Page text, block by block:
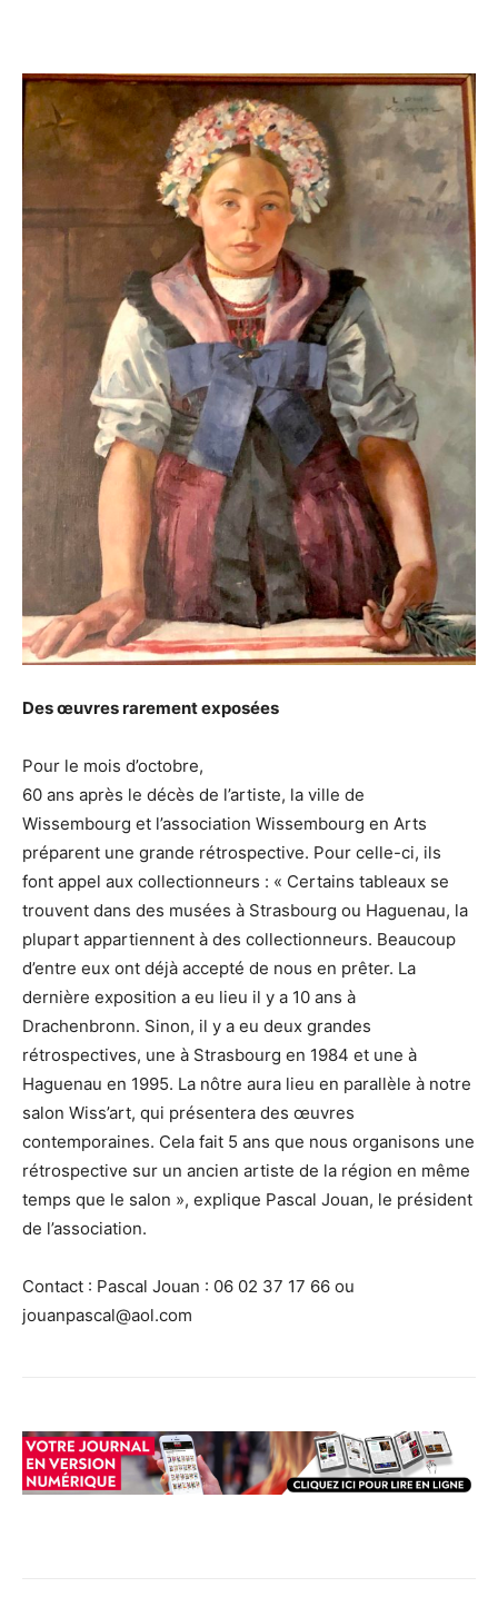
Des œuvres rarement exposées
Pour le mois d’octobre,
60 ans après le décès de l’artiste, la ville de
Wissembourg et l’association Wissembourg en Arts
préparent une grande rétrospective. Pour celle-ci, ils
font appel aux collectionneurs : « Certains tableaux se
trouvent dans des musées à Strasbourg ou Haguenau, la
plupart appartiennent à des collectionneurs. Beaucoup
d’entre eux ont déjà accepté de nous en prêter. La
dernière exposition a eu lieu il y a 10 ans à
Drachenbronn. Sinon, il y a eu deux grandes
rétrospectives, une à Strasbourg en 1984 et une à
Haguenau en 1995. La nôtre aura lieu en parallèle à notre
salon Wiss’art, qui présentera des œuvres
contemporaines. Cela fait 5 ans que nous organisons une
rétrospective sur un ancien artiste de la région en même
temps que le salon », explique Pascal Jouan, le président
de l’association.
Contact : Pascal Jouan : 06 02 37 17 66 ou
jouanpascal@aol.com